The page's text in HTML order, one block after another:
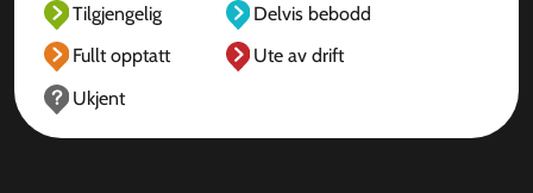
Tilgjengelig
Delvis bebodd
Fullt opptatt
Ute av drift
Ukjent